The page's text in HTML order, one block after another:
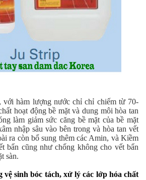
với hàm lượng nước chỉ chỉ chiếm từ 70-
hoạt động bề mặt và dung môi hòa tan
làm giảm sức căng bề mặt của bề mặt
nhập sâu vào bên trong và hòa tan vết
ra còn bổ sung thêm các Amin, và Kiềm
bẩn cũng như chống không cho vết bẩn
sàn.
sinh bóc tách, xử lý các lớp hóa chất